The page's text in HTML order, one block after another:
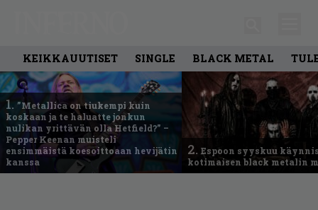
KEIKKAUUTISET SINGLE BLACK METAL
1. ”Metallica on tiukempi kuin
koskaan ja te haluatte jonkun
nulikan yrittävän olla Hetfield?” –
Pepper Keenan muisteli
ensimmäistä koesoittoaan hevijätin
kanssa
2. Espoon syyskuu
kotimaisen black metalin